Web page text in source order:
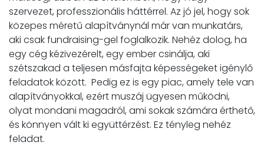
szervezet, professzionális háttérrel. Az jó jel, hogy sok
közepes méretű alapítványnál már van munkatárs,
aki csak fundraising-gel foglalkozik. Nehéz dolog, ha
egy cég kézivezérelt, egy ember csinálja, aki
szétszakad a teljesen másfajta képességeket igénylő
feladatok között. Pedig ez is egy piac, amely tele van
alapítványokkal, ezért muszáj ügyesen működni,
olyat mondani magadról, ami sokak számára érthető,
és könnyen vált ki együttérzést. Ez tényleg nehéz
feladat.